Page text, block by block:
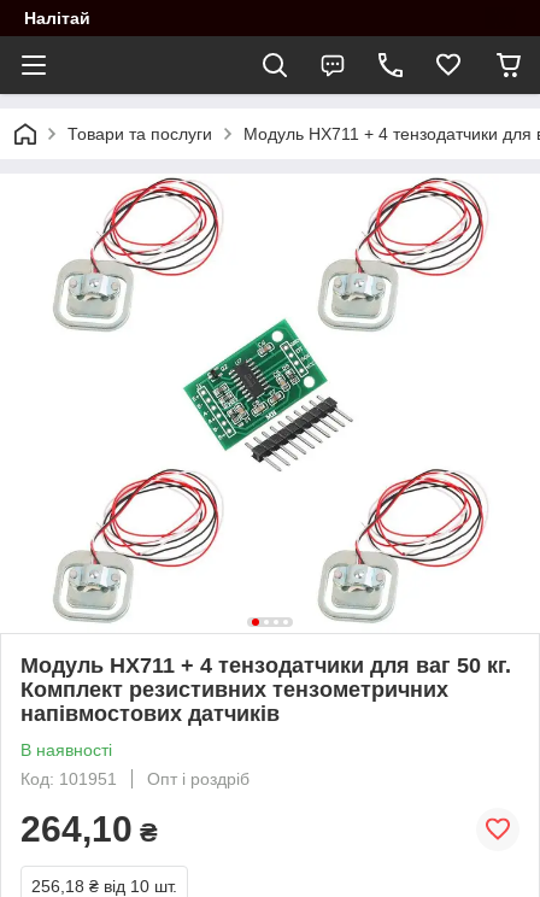
Налітай
Товари та послуги Модуль HX711 + 4 тензодатчики для
Модуль HX711 + 4 тензодатчики для ваг 50 кг.
Комплект резистивних тензометричних
напівмостових датчиків
В наявності
Код: 101951
Опт і роздріб
264,10 ₴
256,18 ₴ від 10 шт.